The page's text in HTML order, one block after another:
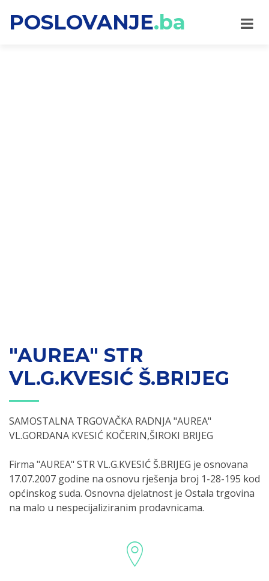
POSLOVANJE.ba
"AUREA" STR
VL.G.KVESIĆ Š.BRIJEG
SAMOSTALNA TRGOVAČKA RADNJA "AUREA"
VL.GORDANA KVESIĆ KOČERIN,ŠIROKI BRIJEG
Firma "AUREA" STR VL.G.KVESIĆ Š.BRIJEG je osnovana
17.07.2007 godine na osnovu rješenja broj 1-28-195 kod
općinskog suda. Osnovna djelatnost je Ostala trgovina
na malo u nespecijaliziranim prodavnicama.